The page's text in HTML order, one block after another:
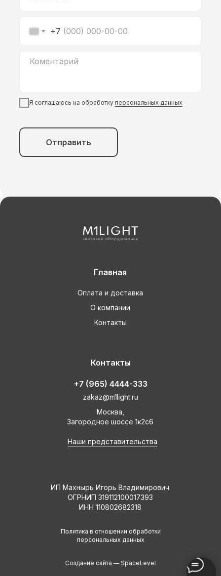
+7
Я соглашаюсь на обработку персональных данных
Отправить
Создание сайта — SpaceLevel
Политика в отношении обработки
персональных данных
ИП Махнырь Игорь Владимирович
ОГРНИП 319112100017393
ИНН 110802682318
Наши представительства
Контакты
+7 (965) 4444-333
zakaz@m1light.ru
Москва,
Загородное шоссе 1к2с6
Главная
Оплата и доставка
О компании
Контакты